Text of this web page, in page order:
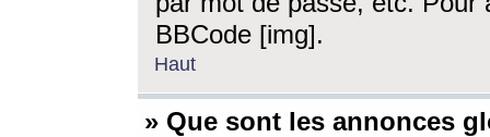
BBCode [img].
Haut
» Que sont les annonces